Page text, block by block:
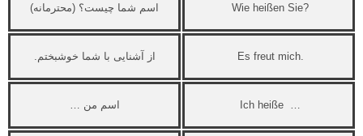
Wie heißen Sie? اسم شما چیست؟ (محترمانه)
Es freut mich. از آشنایی با شما خوشبختم.
Ich heiße … اسم من …